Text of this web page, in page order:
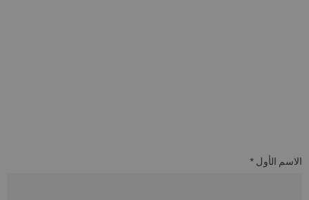
الاسم الأول *